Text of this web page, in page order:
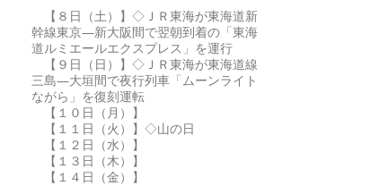
【８日（土）】◇ＪＲ東海が東海道新
幹線東京―新大阪間で翌朝到着の「東海
道ルミエールエクスプレス」を運行
【９日（日）】◇ＪＲ東海が東海道線
三島―大垣間で夜行列車「ムーンライト
ながら」を復刻運転
【１０日（月）】
【１１日（火）】◇山の日
【１２日（水）】
【１３日（木）】
【１４日（金）】